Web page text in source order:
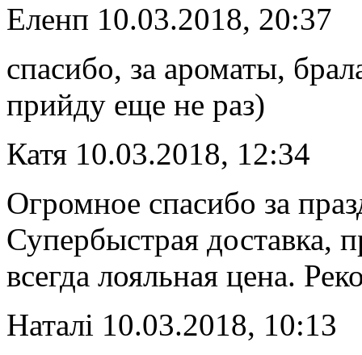
Еленп 10.03.2018, 20:37
спасибо, за ароматы,
прийду еще не раз)
Катя 10.03.2018, 12:34
Огромное спасибо за
Супербыстрая доставка,
всегда лояльная цена.
Наталі 10.03.2018, 10:13